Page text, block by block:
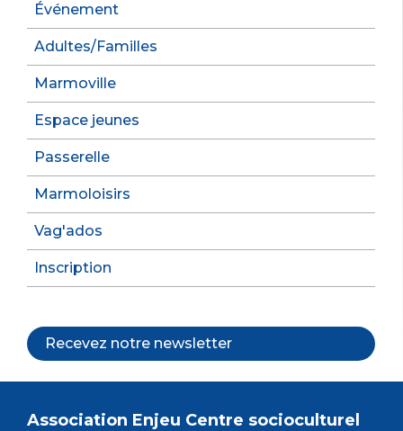
Événement
Adultes/Familles
Marmoville
Espace jeunes
Passerelle
Marmoloisirs
Vag'ados
Inscription
Recevez notre newsletter
Association Enjeu Centre socioculturel